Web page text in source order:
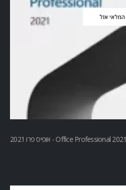
המלאי אזל
Office Professional 2021 - אופיס פרו 2021